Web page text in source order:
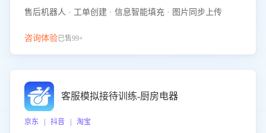
售后机器人 · 工单创建 · 信息智能填充 · 图片同步上传
咨询体验已售99+
客服模拟接待训练-厨房电器
京东 | 抖音 | 淘宝